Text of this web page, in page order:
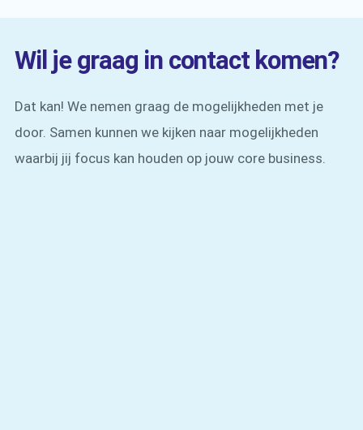
Wil je graag in contact komen?
Dat kan! We nemen graag de mogelijkheden met je
door. Samen kunnen we kijken naar mogelijkheden
waarbij jij focus kan houden op jouw core business.